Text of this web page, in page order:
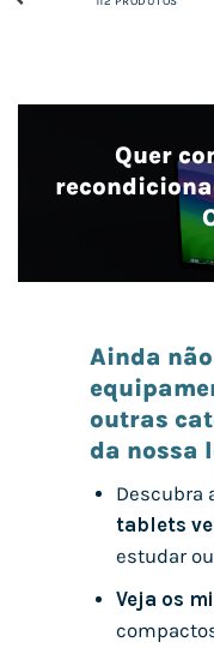
Quer
Ainda
outras
da nossa
Descubra
tablets
estudar
Veja os